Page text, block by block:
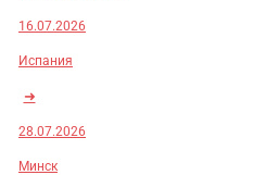
16.07.2026
Испания
➜
28.07.2026
Минск